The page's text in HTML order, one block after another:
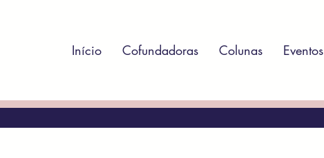
Início Cofundadoras Colunas Eventos